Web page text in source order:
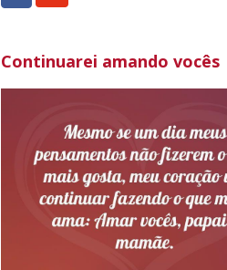
Continuarei amando vocês